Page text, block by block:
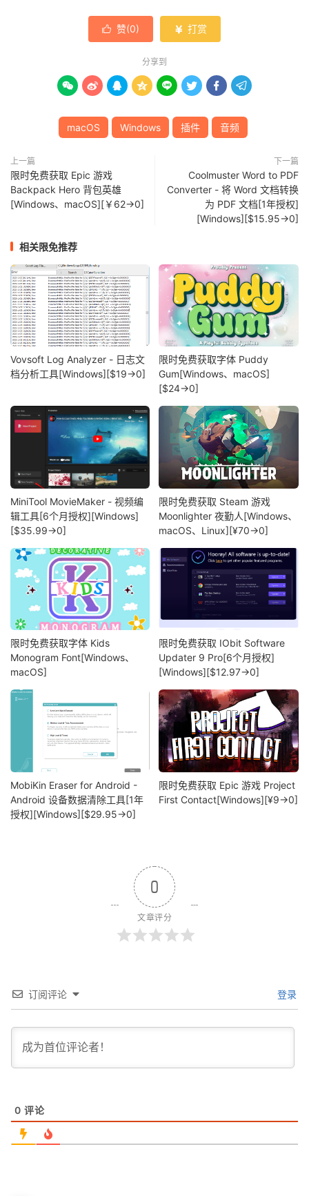
 赞(0)  打赏
分享到
       
macOS Windows 插件 音频
上一篇
限时免费获取 Epic 游戏
Backpack Hero 背包英雄
[Windows、macOS][￥62→0]
下一篇
Coolmuster Word to PDF
Converter - 将 Word 文档转换
为 PDF 文档[1年授权]
[Windows][$15.95→0]
相关限免推荐
Vovsoft Log Analyzer - 日志文
档分析工具[Windows][$19→0]
限时免费获取字体 Puddy
Gum[Windows、macOS]
[$24→0]
MiniTool MovieMaker - 视频编
辑工具[6个月授权][Windows]
[$35.99→0]
限时免费获取 Steam 游戏
Moonlighter 夜勤人[Windows、
macOS、Linux][¥70→0]
限时免费获取字体 Kids
Monogram Font[Windows、
macOS]
限时免费获取 IObit Software
Updater 9 Pro[6个月授权]
[Windows][$12.97→0]
MobiKin Eraser for Android -
Android 设备数据清除工具[1年
授权][Windows][$29.95→0]
限时免费获取 Epic 游戏 Project
First Contact[Windows][¥9→0]
0
文章评分
订阅评论 登录
0 评论